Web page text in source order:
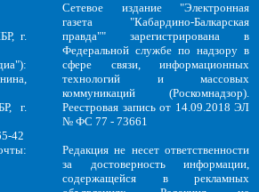
г.
г.
42
Сетевое издание "Электронная
газета "Кабардино-Балкарская
правда"" зарегистрирована в
Федеральной службе по надзору в
сфере связи, информационных
технологий и массовых
коммуникаций (Роскомнадзор).
Реестровая запись от 14.09.2018 ЭЛ
№ ФС 77 - 73661
Редакция не несет ответственности
за достоверность информации,
содержащейся в рекламных